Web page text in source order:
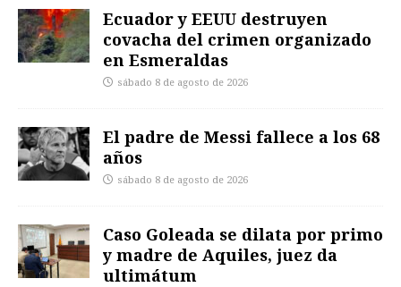
Ecuador y EEUU destruyen
covacha del crimen organizado
en Esmeraldas
sábado 8 de agosto de 2026
El padre de Messi fallece a los 68
años
sábado 8 de agosto de 2026
Caso Goleada se dilata por primo
y madre de Aquiles, juez da
ultimátum